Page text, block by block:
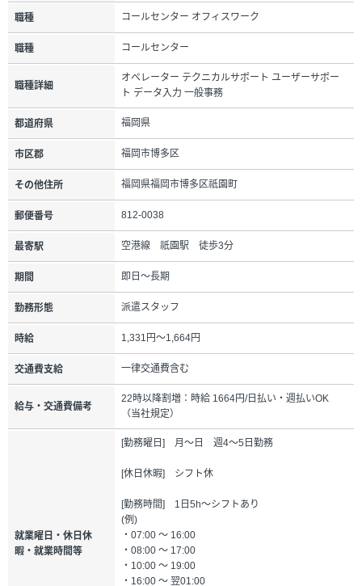
職種 コールセンター オフィスワーク
職種 コールセンター
職種詳細
オペレーター テクニカルサポート ユーザーサポー
ト データ入力 一般事務
都道府県 福岡県
市区郡 福岡市博多区
その他住所 福岡県福岡市博多区祇園町
郵便番号 812-0038
最寄駅 空港線 祇園駅 徒歩3分
期間 即日～長期
勤務形態 派遣スタッフ
時給 1,331円～1,664円
交通費支給 一律交通費含む
給与・交通費備考
22時以降割増：時給 1664円/日払い・週払いOK
（当社規定）
就業曜日・休日休
暇・就業時間等
[勤務曜日] 月～日 週4～5日勤務
[休日休暇] シフト休
[勤務時間] 1日5h～シフトあり
(例)
・07:00 ～ 16:00
・08:00 ～ 17:00
・10:00 ～ 19:00
・16:00 ～ 翌01:00